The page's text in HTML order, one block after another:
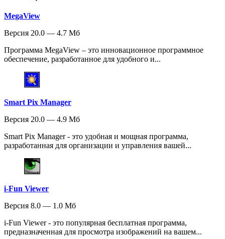
MegaView
Версия 20.0 — 4.7 Мб
Программа MegaView – это инновационное программное
обеспечение, разработанное для удобного и...
Smart Pix Manager
Версия 20.0 — 4.9 Мб
Smart Pix Manager - это удобная и мощная программа,
разработанная для организации и управления вашей...
i-Fun Viewer
Версия 8.0 — 1.0 Мб
i-Fun Viewer - это популярная бесплатная программа,
предназначенная для просмотра изображений на вашем...